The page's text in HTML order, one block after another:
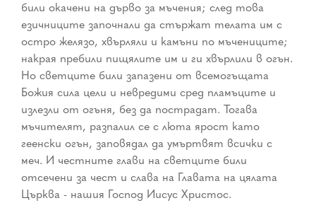
били окачени на дърво за мъчения; след това
езичниците започнали да стържат телата им с
остро желязо, хвърляли и камъни по мъчениците;
накрая пребили пищялите им и ги хвърлили в огън.
Но светците били запазени от всемогъщата
Божия сила цели и невредими сред пламъците и
излезли от огъня, без да пострадат. Тогава
мъчителят, разпалил се с люта ярост като
геенски огън, заповядал да умъртвят всички с
меч. И честните глави на светците били
отсечени за чест и слава на Главата на цялата
Църква - нашия Господ Иисус Христос.